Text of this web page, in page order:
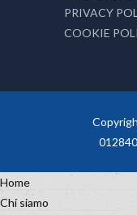
PRIVACY
COOKIE
Home
Chi siamo